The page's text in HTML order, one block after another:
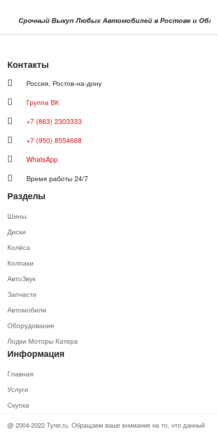
Срочный Выкуп Любых Автомобилей в Ростове и
Контакты
Россия, Ростов-на-дону
Группа ВК
+7 (863) 2303333
+7 (950) 8554668
WhatsApp
Время работы 24/7
Разделы
Шины
Диски
Колёса
Колпаки
АвтоЗвук
Запчасти
Автомобили
Оборудование
Лодки Моторы Катера
Информация
Главная
Услуги
Скупка
@ 2004-2022 Tyrer.ru. Обращаем ваше внимание на то, что данный